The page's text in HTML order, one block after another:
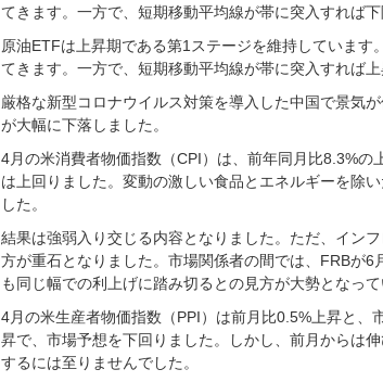
てきます。一方で、短期移動平均線が帯に突入すれば
原油ETFは上昇期である第1ステージを維持していま
てきます。一方で、短期移動平均線が帯に突入すれば
厳格な新型コロナウイルス対策を導入した中国で景気
が大幅に下落しました。
4月の米消費者物価指数（CPI）は、前年同月比8.3%
は上回りました。変動の激しい食品とエネルギーを除
した。
結果は強弱入り交じる内容となりました。ただ、イン
方が重石となりました。市場関係者の間では、FRBが
も同じ幅での利上げに踏み切るとの見方が大勢となって
4月の米生産者物価指数（PPI）は前月比0.5%上昇と
昇で、市場予想を下回りました。しかし、前月からは
するには至りませんでした。